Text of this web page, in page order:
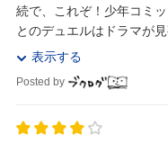
続で、これぞ！少年コミ
とのデュエルはドラマが
エピソードが１番好きな
表示する
Posted by